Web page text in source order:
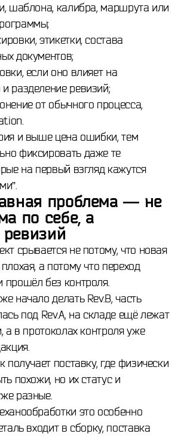
шаблона, калибра, маршрута или
этикетки, состава
документов;
если оно влияет на
разделение ревизий;
от обычного процесса,
и выше цена ошибки, тем
фиксировать даже те
на первый взгляд кажутся
проблема — не
по себе, а
срывается не потому, что новая
а потому что переход
без контроля.
начало делать Rev.B, часть
под Rev.A, на складе ещё лежат
а в протоколах контроля уже
получает поставку, где физически
похожи, но их статус и
разные.
это особенно
входит в сборку, поставка